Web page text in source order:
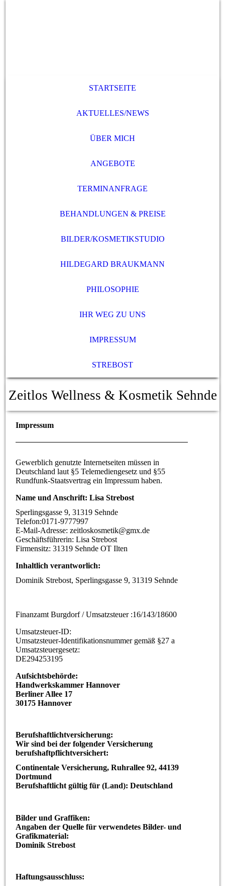
STARTSEITE
AKTUELLES/NEWS
ÜBER MICH
ANGEBOTE
TERMINANFRAGE
BEHANDLUNGEN & PREISE
BILDER/KOSMETIKSTUDIO
HILDEGARD BRAUKMANN
PHILOSOPHIE
IHR WEG ZU UNS
IMPRESSUM
STREBOST
Zeitlos Wellness & Kosmetik Sehnde
Impressum
Gewerblich genutzte Internetseiten müssen in
Deutschland laut §5 Telemediengesetz und §55
Rundfunk-Staatsvertrag ein Impressum haben.
Name und Anschrift: Lisa Strebost
Sperlingsgasse 9, 31319 Sehnde
Telefon:0171-9777997
E-Mail-Adresse: zeitloskosmetik@gmx.de
Geschäftsführerin: Lisa Strebost
Firmensitz: 31319 Sehnde OT Ilten
Inhaltlich verantworlich:
Dominik Strebost, Sperlingsgasse 9, 31319 Sehnde
Finanzamt Burgdorf / Umsatzsteuer :16/143/18600
Umsatzsteuer-ID:
Umsatzsteuer-Identifikationsnummer gemäß §27 a
Umsatzsteuergesetz:
DE294253195
Aufsichtsbehörde:
Handwerkskammer Hannover
Berliner Allee 17
30175 Hannover
Berufshaftlichtversicherung:
Wir sind bei der folgender Versicherung
berufshaftpflichtversichert:
Continentale Versicherung, Ruhrallee 92, 44139
Dortmund
Berufshaftlicht gültig für (Land): Deutschland
Bilder und Graffiken:
Angaben der Quelle für verwendetes Bilder- und
Grafikmaterial:
Dominik Strebost
Haftungsausschluss: